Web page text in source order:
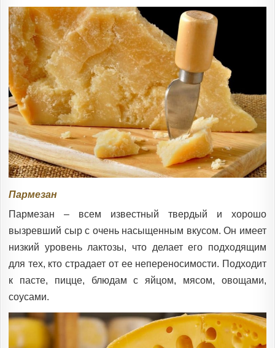
Пармезан
Пармезан – всем известный твердый и хорошо
вызревший сыр с очень насыщенным вкусом. Он имеет
низкий уровень лактозы, что делает его подходящим
для тех, кто страдает от ее непереносимости. Подходит
к пасте, пицце, блюдам с яйцом, мясом, овощами,
соусами.